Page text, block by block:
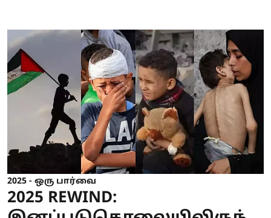
2025 - ஒரு பார்வை
2025 REWIND: